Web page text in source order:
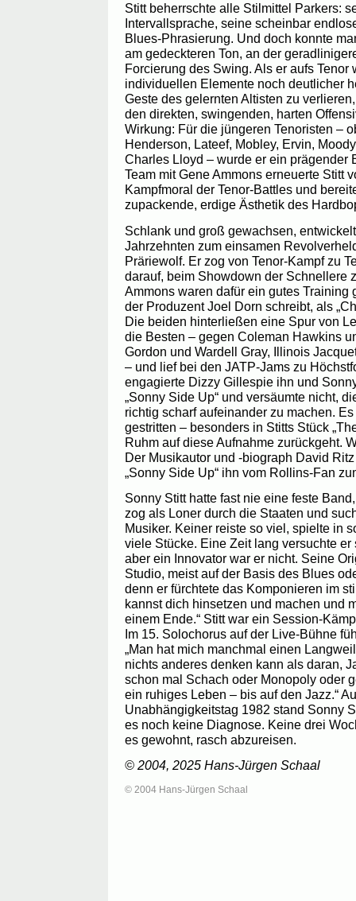
Stitt beherrschte alle Stilmittel Parkers:
Intervallsprache, seine scheinbar
Blues-Phrasierung. Und doch konnte
am gedeckteren Ton, an der
Forcierung des Swing. Als er aufs Tenor
individuellen Elemente noch deutlicher
Geste des gelernten Altisten zu
den direkten, swingenden, harten
Wirkung: Für die jüngeren Tenoristen –
Henderson, Lateef, Mobley, Ervin,
Charles Lloyd – wurde er ein prägender
Team mit Gene Ammons erneuerte Stitt
Kampfmoral der Tenor-Battles und
zupackende, erdige Ästhetik des
Schlank und groß gewachsen,
Jahrzehnten zum einsamen
Präriewolf. Er zog von Tenor-Kampf zu
darauf, beim Showdown der Schnellere
Ammons waren dafür ein gutes Training
der Produzent Joel Dorn schreibt, als
Die beiden hinterließen eine Spur von
die Besten – gegen Coleman Hawkins
Gordon und Wardell Gray, Illinois
– und lief bei den JATP-Jams zu
engagierte Dizzy Gillespie ihn und
„Sonny Side Up“ und versäumte nicht,
richtig scharf aufeinander zu machen.
gestritten – besonders in Stitts Stück
Ruhm auf diese Aufnahme zurückgeht.
Der Musikautor und -biograph David
„Sonny Side Up“ ihn vom Rollins-Fan
Sonny Stitt hatte fast nie eine feste
zog als Loner durch die Staaten und
Musiker. Keiner reiste so viel, spielte in
viele Stücke. Eine Zeit lang versuchte
aber ein Innovator war er nicht. Seine
Studio, meist auf der Basis des Blues
denn er fürchtete das Komponieren im
kannst dich hinsetzen und machen und
einem Ende.“ Stitt war ein Session-
Im 15. Solochorus auf der Live-Bühne
„Man hat mich manchmal einen
nichts anderes denken kann als daran,
schon mal Schach oder Monopoly oder
ein ruhiges Leben – bis auf den Jazz.“
Unabhängigkeitstag 1982 stand Sonny
es noch keine Diagnose. Keine drei
es gewohnt, rasch abzureisen.
© 2004, 2025 Hans-Jürgen Schaal
© 2004 Hans-Jürgen Schaal